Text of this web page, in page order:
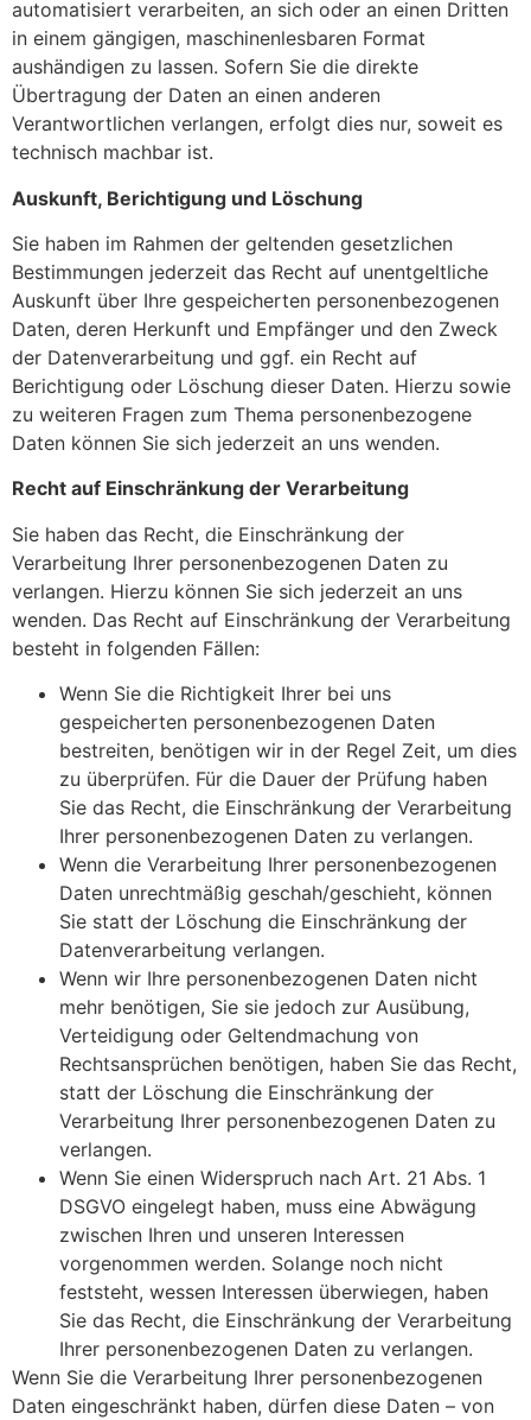
automatisiert verarbeiten, an sich oder an einen Dritten
in einem gängigen, maschinenlesbaren Format
aushändigen zu lassen. Sofern Sie die direkte
Übertragung der Daten an einen anderen
Verantwortlichen verlangen, erfolgt dies nur, soweit es
technisch machbar ist.
Auskunft, Berichtigung und Löschung
Sie haben im Rahmen der geltenden gesetzlichen
Bestimmungen jederzeit das Recht auf unentgeltliche
Auskunft über Ihre gespeicherten personenbezogenen
Daten, deren Herkunft und Empfänger und den Zweck
der Datenverarbeitung und ggf. ein Recht auf
Berichtigung oder Löschung dieser Daten. Hierzu sowie
zu weiteren Fragen zum Thema personenbezogene
Daten können Sie sich jederzeit an uns wenden.
Recht auf Einschränkung der Verarbeitung
Sie haben das Recht, die Einschränkung der
Verarbeitung Ihrer personenbezogenen Daten zu
verlangen. Hierzu können Sie sich jederzeit an uns
wenden. Das Recht auf Einschränkung der Verarbeitung
besteht in folgenden Fällen:
Wenn Sie die Richtigkeit Ihrer bei uns
gespeicherten personenbezogenen Daten
bestreiten, benötigen wir in der Regel Zeit, um dies
zu überprüfen. Für die Dauer der Prüfung haben
Sie das Recht, die Einschränkung der Verarbeitung
Ihrer personenbezogenen Daten zu verlangen.
Wenn die Verarbeitung Ihrer personenbezogenen
Daten unrechtmäßig geschah/geschieht, können
Sie statt der Löschung die Einschränkung der
Datenverarbeitung verlangen.
Wenn wir Ihre personenbezogenen Daten nicht
mehr benötigen, Sie sie jedoch zur Ausübung,
Verteidigung oder Geltendmachung von
Rechtsansprüchen benötigen, haben Sie das Recht,
statt der Löschung die Einschränkung der
Verarbeitung Ihrer personenbezogenen Daten zu
verlangen.
Wenn Sie einen Widerspruch nach Art. 21 Abs. 1
DSGVO eingelegt haben, muss eine Abwägung
zwischen Ihren und unseren Interessen
vorgenommen werden. Solange noch nicht
feststeht, wessen Interessen überwiegen, haben
Sie das Recht, die Einschränkung der Verarbeitung
Ihrer personenbezogenen Daten zu verlangen.
Wenn Sie die Verarbeitung Ihrer personenbezogenen
Daten eingeschränkt haben, dürfen diese Daten – von